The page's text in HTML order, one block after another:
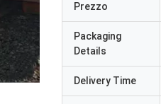
Prezzo
Packaging
Details
Delivery Time